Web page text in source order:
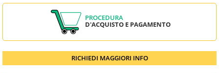
PROCEDURA
D'ACQUISTO E PAGAMENTO
RICHIEDI MAGGIORI INFO